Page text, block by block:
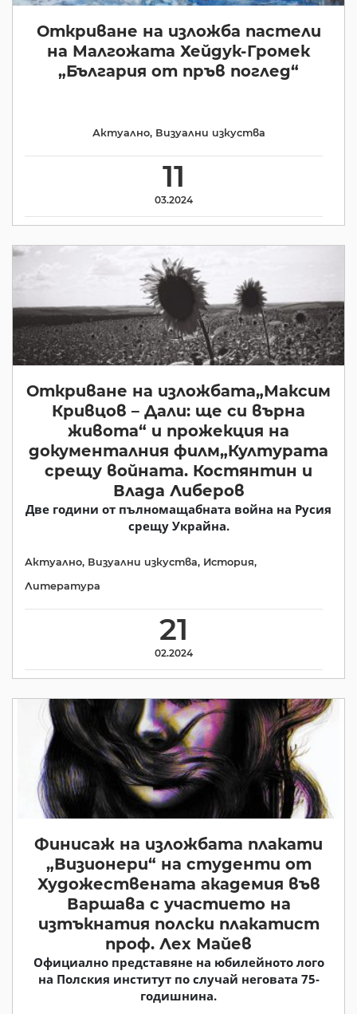
Откриване на изложба пастели
на Малгожата Хейдук-Громек
„България от пръв поглед“
11
03.2024
Актуално, Визуални изкуства
Откриване на изложбата„Максим
Кривцов – Дали: ще си върна
живота“ и прожекция на
документалния филм„Културата
срещу войната. Костянтин и
Влада Либеров
Две години от пълномащабната война на Русия
срещу Украйна.
21
02.2024
Актуално, Визуални изкуства, История,
Литература
Финисаж на изложбата плакати
„Визионери“ на студенти от
Художествената академия във
Варшава с участието на
изтъкнатия полски плакатист
проф. Лех Майев
Официално представяне на юбилейното лого
на Полския институт по случай неговата 75-
годишнина.